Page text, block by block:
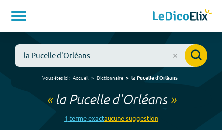
Vous êtes ici : Accueil Dictionnaire la Pucelle d'Orléans
« la Pucelle d'Orléans»
1 termeexactaucunesuggestion